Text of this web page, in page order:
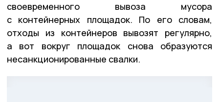
своевременного вывоза мусора
с контейнерных площадок. По его словам,
отходы из контейнеров вывозят регулярно,
а вот вокруг площадок снова образуются
несанкционированные свалки.